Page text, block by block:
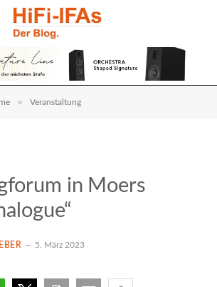
» Veranstaltung
in Moers
5. März 2023